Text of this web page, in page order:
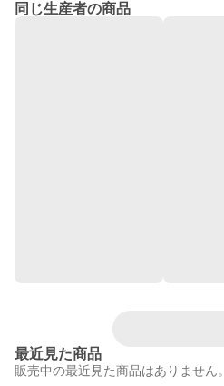
同じ生産者の商品
最近見た商品
販売中の最近見た商品はありません。